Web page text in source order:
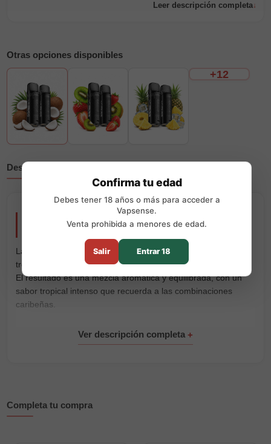
Leer descripción completa
Otras opciones disponibles
+12
Descripción
Recarga Muss Mármol Pro CocoLoco 2 x 700
La Recarga Muss Mármol Pro CocoLoco
tropical dulce y jugosa con el toque suave y exótico del coco.
El resultado es una mezcla aromática y equilibrada, con un
sabor tropical intenso que recuerda a las combinaciones
caribeñas.
sales de nicotinay un rendimiento de hasta700 puffs por
Características principales:
Completa tu compra
Confirma tu edad
Debes tener 18 años o más para acceder a
Vapsense.
Venta prohibida a menores de edad.
Salir Entrar 18